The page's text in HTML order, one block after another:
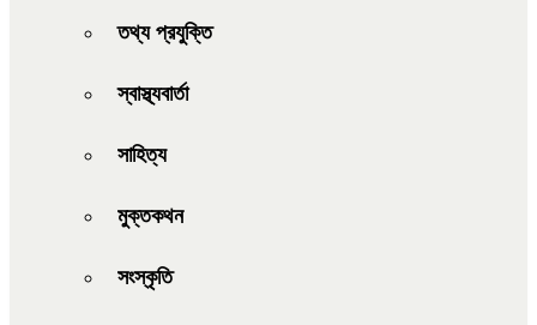
তথ্য প্রযুক্তি
স্বাস্থ্যবার্তা
সাহিত্য
মুক্তকথন
সংস্কৃতি